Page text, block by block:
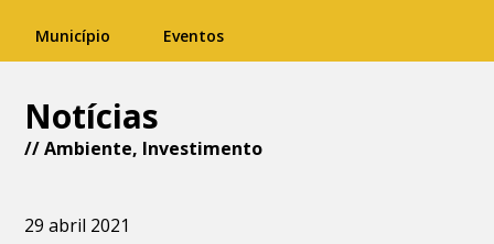
Município Eventos
Notícias
//Ambiente, Investimento
29 abril 2021